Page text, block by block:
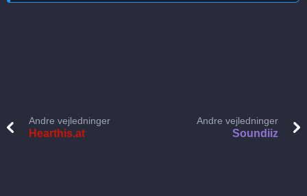
Andre vejledninger
Hearthis.at
Andre vejledninger
Soundiiz